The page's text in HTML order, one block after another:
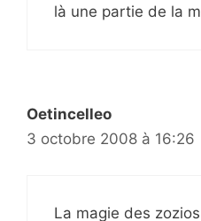
là une partie de la
Oetincelleo
3 octobre 2008 à 16:26
La magie des